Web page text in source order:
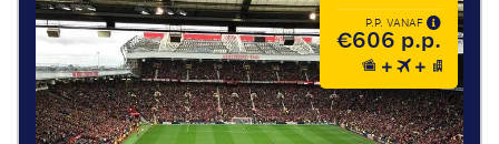
P.P. VANAF
€606 p.p.